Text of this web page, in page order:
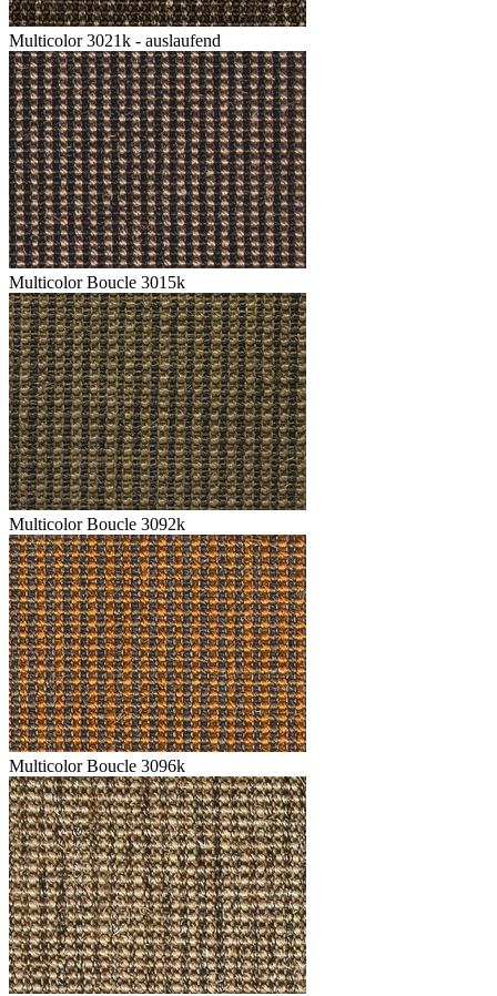
Multicolor 3021k - auslaufend
Multicolor Boucle 3015k
Multicolor Boucle 3092k
Multicolor Boucle 3096k